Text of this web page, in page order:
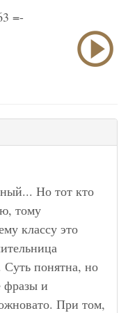
=-
Но тот кто
тому
классу это
Суть понятна, но
фразы и
При том,